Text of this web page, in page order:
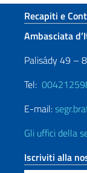
Recapiti e
Ambasciata
Palisády 49 –
Tel:
E-mail:
Gli uffici della
Iscriviti alla